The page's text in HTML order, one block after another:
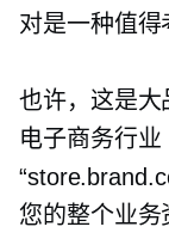
对是一种值得
也许，这是大
电子商务行业
您的整个业务